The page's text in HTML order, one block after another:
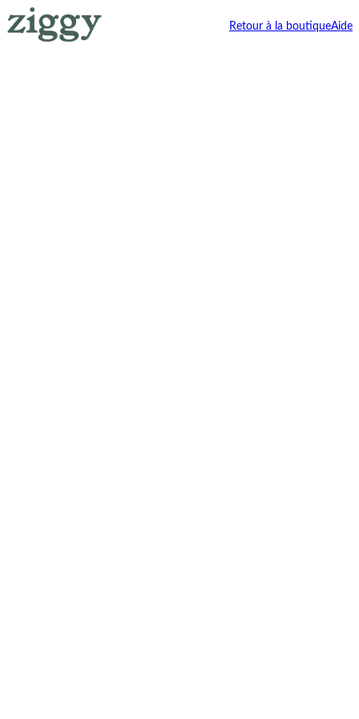
Retour à la boutiqueAide